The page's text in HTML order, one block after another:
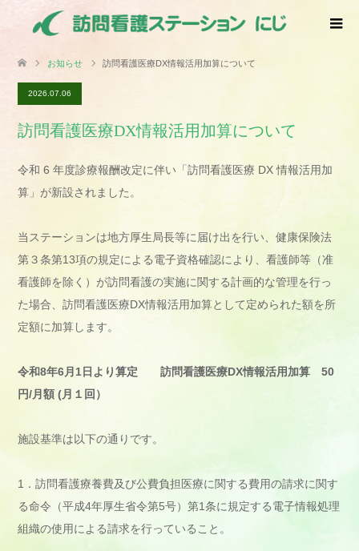
お知らせ 訪問看護医療DX情報活用加算について
2026.07.06
訪問看護医療DX情報活用加算について
令和 6 年度診療報酬改定に伴い「訪問看護医療 DX 情報活用加
算」が新設されました。
当ステーションは地方厚生局長等に届け出を行い、健康保険法
第３条第13項の規定による電子資格確認により、看護師等（准
看護師を除く）が訪問看護の実施に関する計画的な管理を行っ
た場合、訪問看護医療DX情報活用加算として定められた額を所
定額に加算します。
令和8年6月1日より算定 訪問看護医療DX情報活用加算 50
円/月額 (月１回）
施設基準は以下の通りです。
1．訪問看護療養費及び公費負担医療に関する費用の請求に関す
る命令（平成4年厚生省令第5号）第1条に規定する電子情報処理
組織の使用による請求を行っていること。